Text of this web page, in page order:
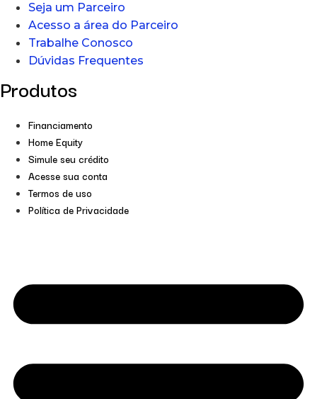
Seja um Parceiro
Acesso a área do Parceiro
Trabalhe Conosco
Dúvidas Frequentes
Produtos
Financiamento
Home Equity
Simule seu crédito
Acesse sua conta
Termos de uso
Política de Privacidade